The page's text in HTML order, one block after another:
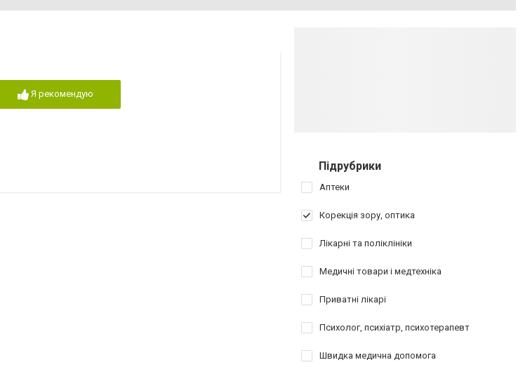
Я рекомендую
Підрубрики
Аптеки
Корекція зору, оптика
Лікарні та поліклініки
Медичні товари і медтехніка
Приватні лікарі
Психолог, психіатр, психотерапевт
Швидка медична допомога